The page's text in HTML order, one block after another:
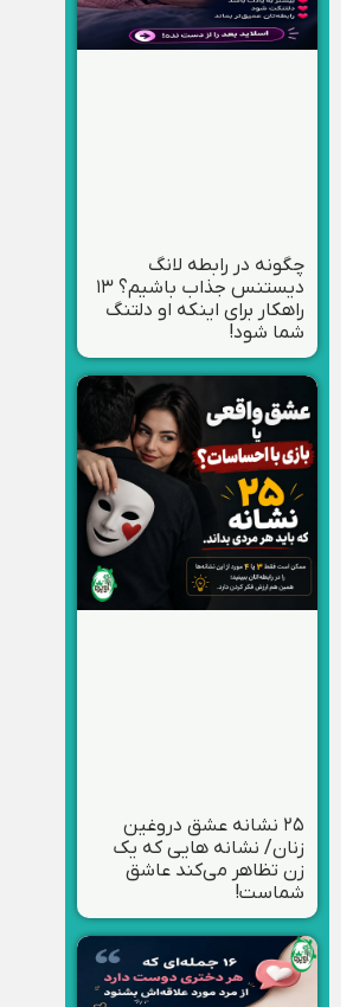
چگونه در رابطه لانگ
دیستنس جذاب باشیم؟ ۱۳
راهکار برای اینکه او دلتنگ
شما شود!
۲۵ نشانه عشق دروغین
زنان/ نشانه هایی که یک
زن تظاهر می‌کند عاشق
شماست!